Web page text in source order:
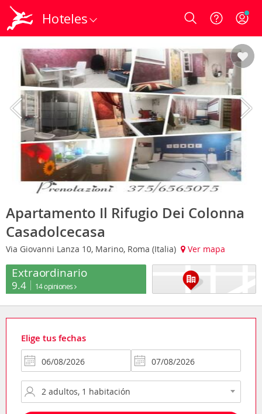
Hoteles Login
Apartamento Il Rifugio Dei Colonna
Casadolcecasa
Via Giovanni Lanza 10, Marino, Roma (Italia) Ver mapa
Extraordinario
9.4 14 opiniones
Elige tus fechas